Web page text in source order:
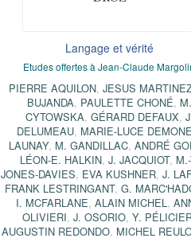
Langage et vérité
Etudes offertes à Jean-Claude
PIERRE AQUILON, JESUS
BUJANDA, PAULETTE CHONÉ, M.
CYTOWSKA, GÉRARD DEFAUX,
DELUMEAU, MARIE-LUCE
LAUNAY, M. GANDILLAC, ANDRÉ
LÉON-E. HALKIN, J. JACQUIOT,
JONES-DAVIES, EVA KUSHNER, J.
FRANK LESTRINGANT, G.
I. MCFARLANE, ALAIN MICHEL ,
OLIVIERI, J. OSORIO, Y.
AUGUSTIN REDONDO, MICHEL